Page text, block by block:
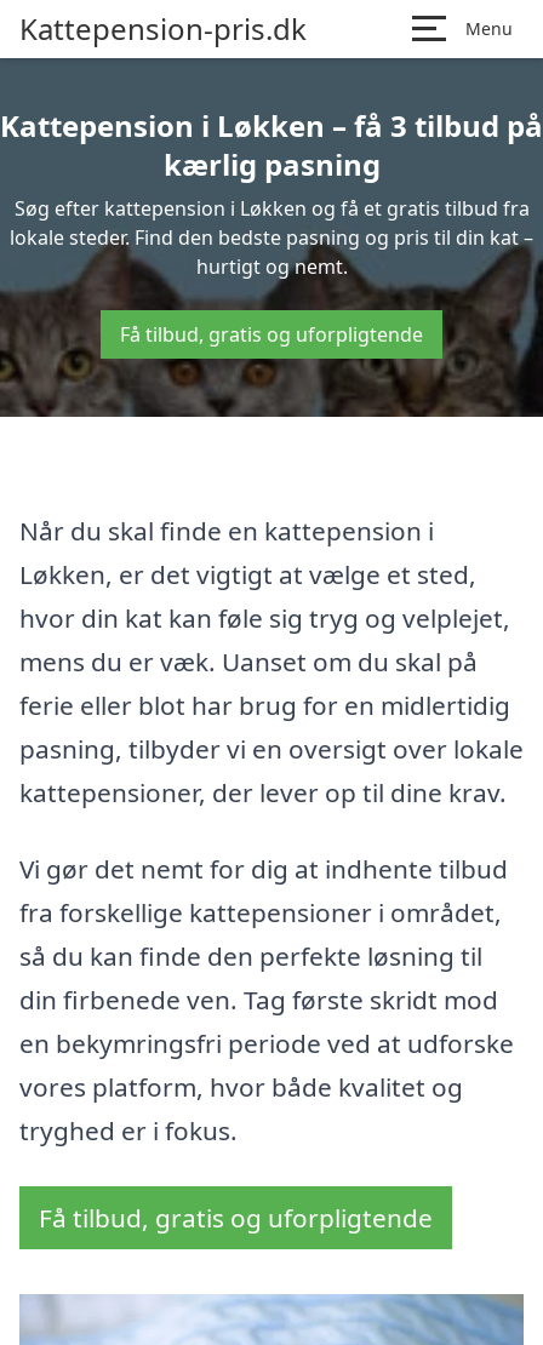
Kattepension-pris.dk Menu
Kattepension i Løkken – få 3 tilbud på
kærlig pasning
Søg efter kattepension i Løkken og få et gratis tilbud fra
lokale steder. Find den bedste pasning og pris til din kat –
hurtigt og nemt.
Få tilbud, gratis og uforpligtende
Når du skal finde en kattepension i
Løkken, er det vigtigt at vælge et sted,
hvor din kat kan føle sig tryg og velplejet,
mens du er væk. Uanset om du skal på
ferie eller blot har brug for en midlertidig
pasning, tilbyder vi en oversigt over lokale
kattepensioner, der lever op til dine krav.
Vi gør det nemt for dig at indhente tilbud
fra forskellige kattepensioner i området,
så du kan finde den perfekte løsning til
din firbenede ven. Tag første skridt mod
en bekymringsfri periode ved at udforske
vores platform, hvor både kvalitet og
tryghed er i fokus.
Få tilbud, gratis og uforpligtende